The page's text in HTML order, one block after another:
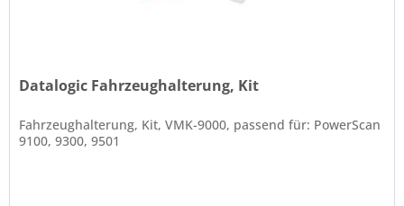
Datalogic Fahrzeughalterung, Kit
Fahrzeughalterung, Kit, VMK-9000, passend für: PowerScan
9100, 9300, 9501